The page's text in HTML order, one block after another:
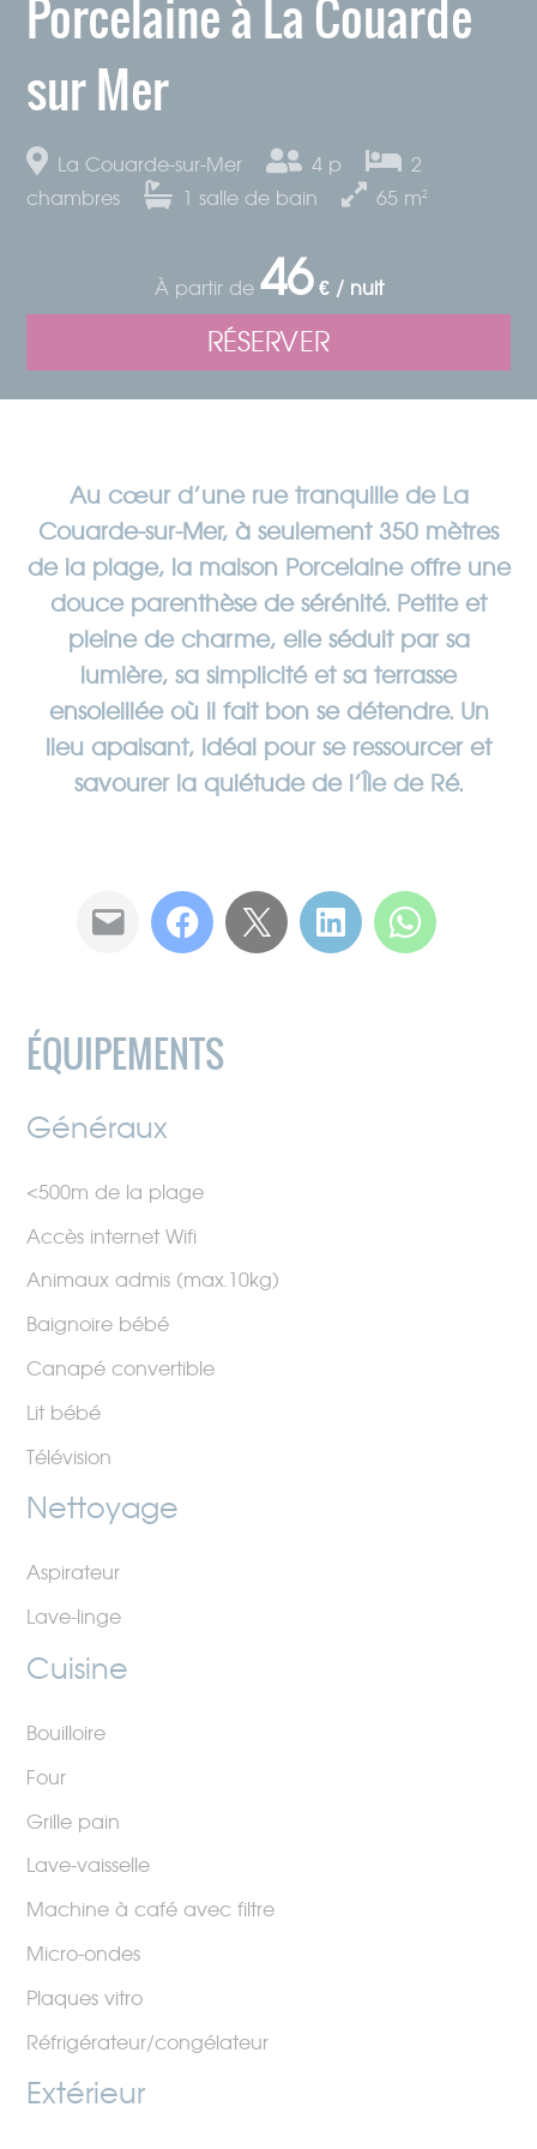
Porcelaine à La Couarde
sur Mer
La Couarde-sur-Mer 4 p
2
chambres
1 salle de bain 65 m²
À partir de 46 € / nuit
RÉSERVER
Au cœur d’une rue tranquille de La
Couarde-sur-Mer, à seulement 350 mètres
de la plage, la maison Porcelaine offre une
douce parenthèse de sérénité. Petite et
pleine de charme, elle séduit par sa
lumière, sa simplicité et sa terrasse
ensoleillée où il fait bon se détendre. Un
lieu apaisant, idéal pour se ressourcer et
savourer la quiétude de l’Île de Ré.
ÉQUIPEMENTS
Généraux
<500m de la plage
Accès internet Wifi
Animaux admis (max.10kg)
Baignoire bébé
Canapé convertible
Lit bébé
Télévision
Nettoyage
Aspirateur
Lave-linge
Cuisine
Bouilloire
Four
Grille pain
Lave-vaisselle
Machine à café avec filtre
Micro-ondes
Plaques vitro
Réfrigérateur/congélateur
Extérieur